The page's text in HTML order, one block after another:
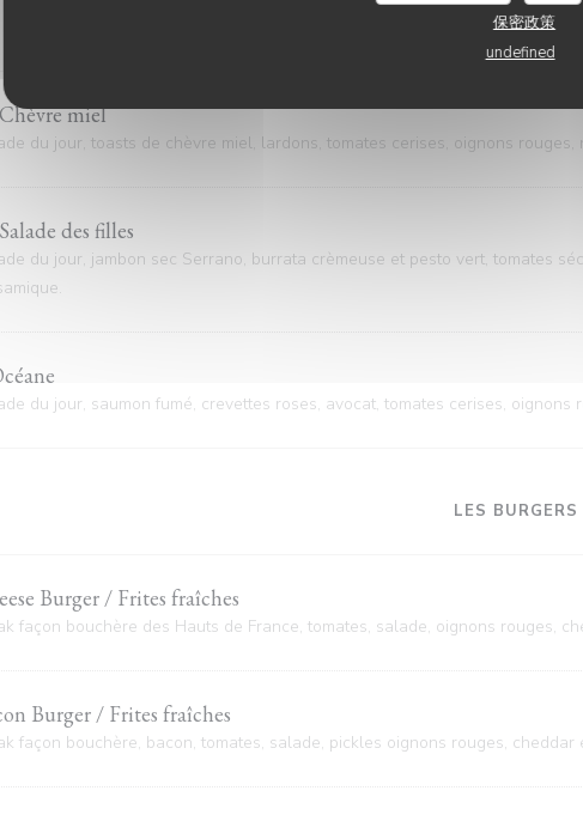
保密政策
undefined
LES SALADES
miel
du jour, toasts de chèvre miel, lardons, tomates cerises, oignons rouges,
des filles
du jour, jambon sec Serrano, burrata crèmeuse et pesto vert, tomates
du jour, saumon fumé, crevettes roses, avocat, tomates cerises, oignons
LES BURGERS
Burger / Frites fraîches
façon bouchère des Hauts de France, tomates, salade, oignons rouges,
Burger / Frites fraîches
façon bouchère, bacon, tomates, salade, pickles oignons rouges, cheddar